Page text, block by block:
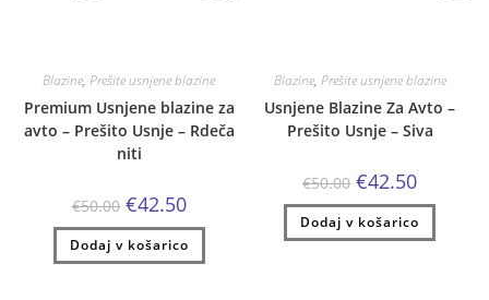
Blazine,Prešite usnjene blazine
Premium Usnjene blazine za
avto – Prešito Usnje – Rdeča
niti
€50.00 Izvirna
cena
je
bila:
€50.00.
€42.50Trenutna
cena
je:
€42.50.
Dodaj v košarico
Blazine, Prešite usnjene blazine
Usnjene Blazine Za Avto –
Prešito Usnje – Siva
€50.00 Izvirna
cena
je
bila:
€50.00.
€42.50Trenutna
je:
€42.50.
Dodaj v košarico